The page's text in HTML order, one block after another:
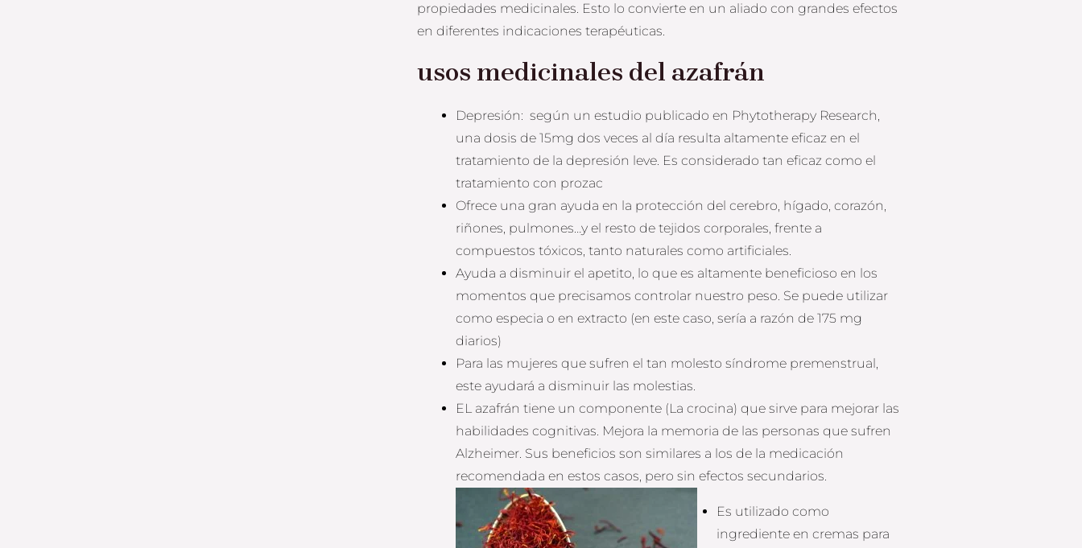
propiedades medicinales. Esto lo convierte en un aliado con grandes efectos
en diferentes indicaciones terapéuticas.
usos medicinales del azafrán
Depresión: según un estudio publicado en Phytotherapy Research,
una dosis de 15mg dos veces al día resulta altamente eficaz en el
tratamiento de la depresión leve. Es considerado tan eficaz como el
tratamiento con prozac
Ofrece una gran ayuda en la protección del cerebro, hígado, corazón,
riñones, pulmones…y el resto de tejidos corporales, frente a
compuestos tóxicos, tanto naturales como artificiales.
Ayuda a disminuir el apetito, lo que es altamente beneficioso en los
momentos que precisamos controlar nuestro peso. Se puede utilizar
como especia o en extracto (en este caso, sería a razón de 175 mg
diarios)
Para las mujeres que sufren el tan molesto síndrome premenstrual,
este ayudará a disminuir las molestias.
EL azafrán tiene un componente (La crocina) que sirve para mejorar las
habilidades cognitivas. Mejora la memoria de las personas que sufren
Alzheimer. Sus beneficios son similares a los de la medicación
recomendada en estos casos, pero sin efectos secundarios.
Es utilizado como
ingrediente en cremas para